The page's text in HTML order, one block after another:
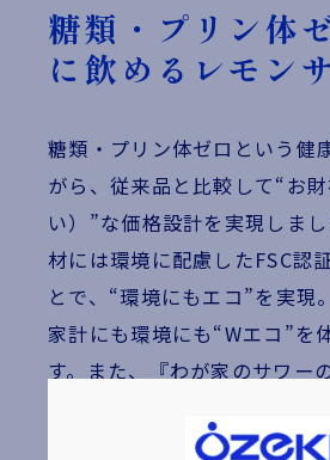
糖類・プリン体
に飲めるレモン
糖類・プリン体ゼロという健
がら、従来品と比較して“お
い）”な価格設計を実現しま
材には環境に配慮したFSC認
とで、“環境にもエコ”を実現。
家計にも環境にも“Wエコ”を
す。また、『わが家のサワー
レンド。米焼酎のまろやかな